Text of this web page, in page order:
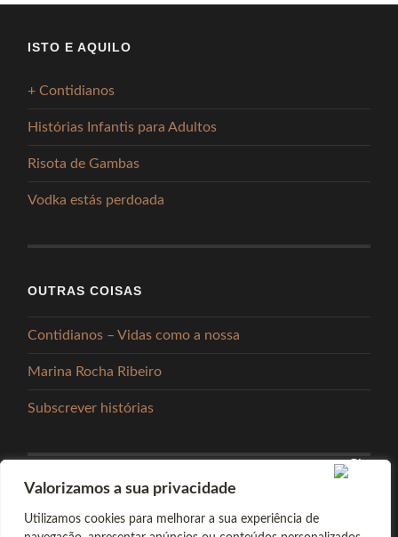
Valorizamos a sua privacidade
Utilizamos cookies para melhorar a sua experiência de
ISTO E AQUILO
+ Contidianos
Histórias Infantis para Adultos
Risota de Gambas
Vodka estás perdoada
OUTRAS COISAS
Contidianos – Vidas como a nossa
Marina Rocha Ribeiro
Subscrever histórias